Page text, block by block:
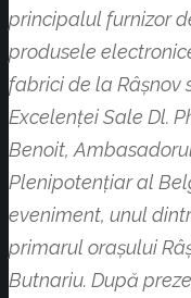
principalul furnizor
produsele
fabrici de la Râșnov
Excelenței Sale Dl.
Benoit,
Plenipotențiar al
eveniment, unul
primarul orașului
Butnariu. După